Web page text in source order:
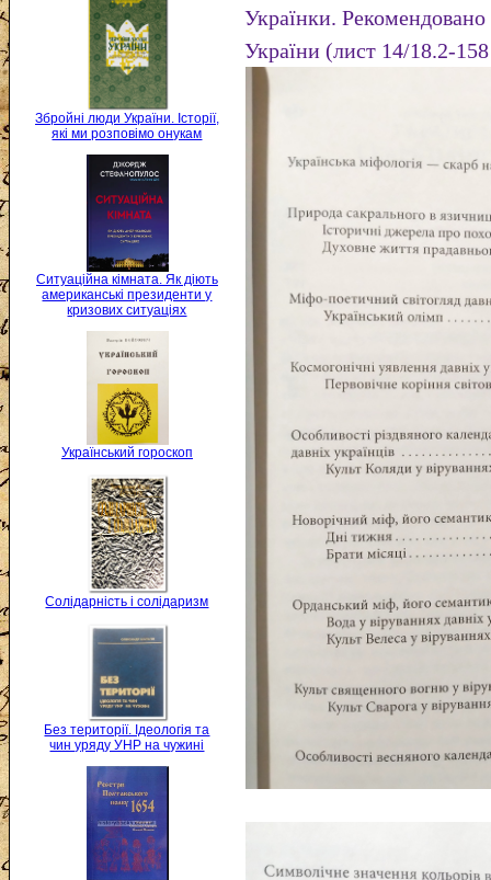
Збройні люди України. Історії,
які ми розповімо онукам
Ситуаційна кімната. Як діють
американські президенти у
кризових ситуаціях
Український гороскоп
Солідарність і солідаризм
Без території. Ідеологія та
чин уряду УНР на чужині
Українки. Рекомендовано
України (лист 14/18.2-